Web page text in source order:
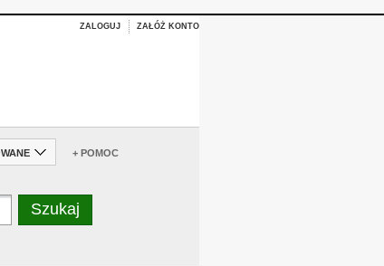
ZALOGUJ ZAŁÓŻ KONTO
+ POMOC